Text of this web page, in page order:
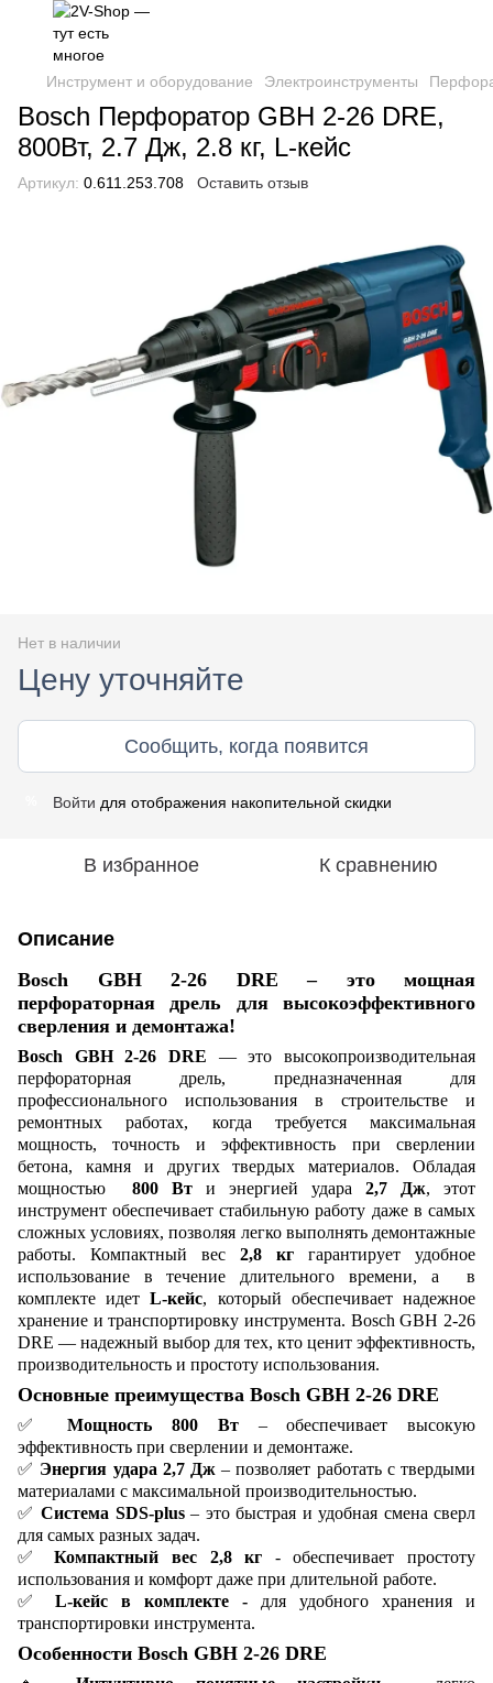
Инструмент и оборудование Электроинструменты
Bosch Перфоратор GBH 2-26 DRE,
800Вт, 2.7 Дж, 2.8 кг, L-кейс
Артикул: 0.611.253.708 Оставить отзыв
Нет в наличии
Цену уточняйте
Сообщить, когда появится
Войти для отображения накопительной скидки
В избранное К сравнению
Описание
Bosch GBH 2-26 DRE – это мощная
перфораторная дрель для высокоэффективного
сверления и демонтажа!
Bosch GBH 2-26 DRE — это высокопроизводительная
перфораторная дрель, предназначенная для
профессионального использования в строительстве и
ремонтных работах, когда требуется максимальная
мощность, точность и эффективность при сверлении
бетона, камня и других твердых материалов. Обладая
мощностью
800 Вт и энергией удара 2,7 Дж, этот
инструмент обеспечивает стабильную работу даже в самых
сложных условиях, позволяя легко выполнять демонтажные
работы. Компактный вес 2,8 кг гарантирует удобное
использование в течение длительного времени, а в
комплекте идетL-кейс, который обеспечивает надежное
хранение и транспортировку инструмента. Bosch GBH 2-26
DRE — надежный выбор для тех, кто ценит эффективность,
производительность и простоту использования.
Основные преимущества Bosch GBH 2-26 DRE
✅Мощность 800 Вт– обеспечивает высокую
эффективность при сверлении и демонтаже.
✅ Энергия удара 2,7 Дж – позволяет работать с твердыми
материалами с максимальной производительностью.
✅ Система SDS-plus– это быстрая и удобная смена сверл
для самых разных задач.
✅Компактный вес 2,8 кг - обеспечивает простоту
использования и комфорт даже при длительной работе.
✅ L-кейс в комплекте - для удобного хранения и
транспортировки инструмента.
Особенности Bosch GBH 2-26 DRE